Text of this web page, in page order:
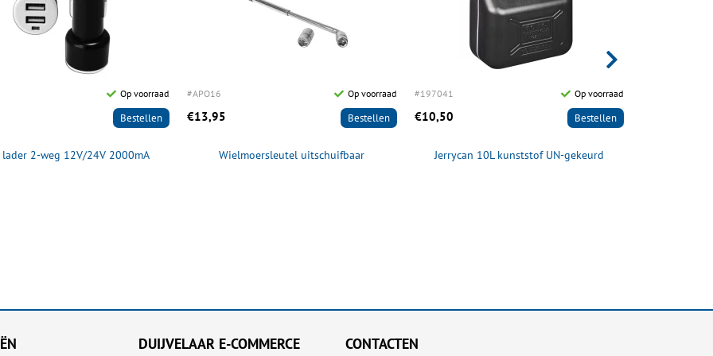
Op voorraad
Bestellen
lader 2-weg 12V/24V 2000mA
#APO16 Op voorraad
€13,95 Bestellen
Wielmoersleutel uitschuifbaar
#197041 Op voorraad
€10,50 Bestellen
Jerrycan 10L kunststof UN-gekeurd
DUIJVELAAR E-COMMERCE CONTACTEN